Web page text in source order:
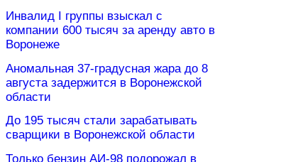
Инвалид I группы взыскал с
компании 600 тысяч за аренду авто в
Воронеже
Аномальная 37-градусная жара до 8
августа задержится в Воронежской
области
До 195 тысяч стали зарабатывать
сварщики в Воронежской области
Только бензин АИ-98 подорожал в